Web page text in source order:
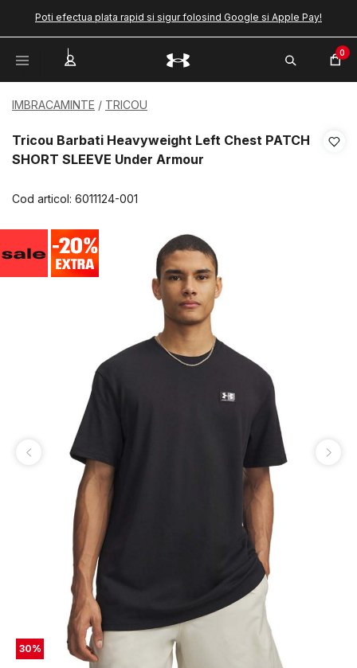
Poti efectua plata rapid si sigur folosind Google si Apple Pay!
0
IMBRACAMINTE TRICOU
Tricou Barbati Heavyweight Left Chest PATCH
SHORT SLEEVE Under Armour
Cod articol: 6011124-001
30%